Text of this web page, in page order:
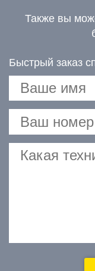
Также вы
Быстрый заказ